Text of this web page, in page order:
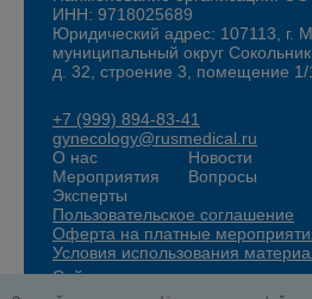
ИНН: 9718025689
Юридический адрес: 107113, г.
муниципальный округ
д. 32, строение 3, помещение 1/
+7 (999) 894-83-41
gynecology@rusmedical.ru
О нас
Мероприятия
Эксперты
Новости
Вопросы
Пользовательское соглашение
Оферта на платные
Условия использования
Сайт для специалистов